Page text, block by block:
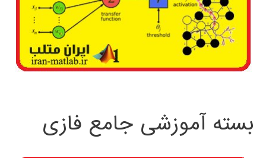
بسته آموزشی جامع فازی